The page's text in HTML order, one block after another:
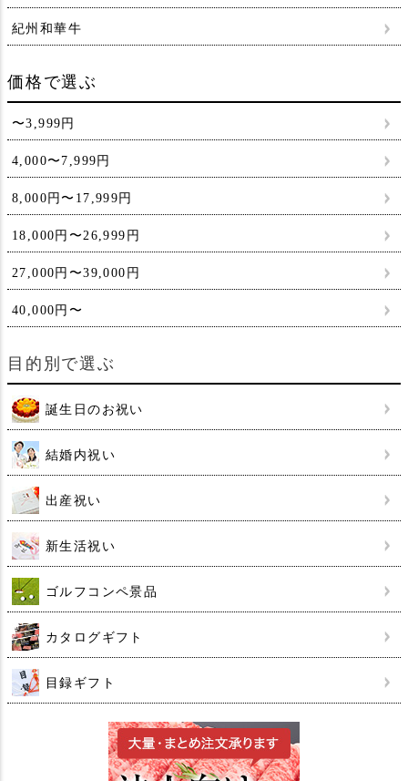
紀州和華牛
価格で選ぶ
〜3,999円
4,000〜7,999円
8,000円〜17,999円
18,000円〜26,999円
27,000円〜39,000円
40,000円〜
目的別で選ぶ
誕生日のお祝い
結婚内祝い
出産祝い
新生活祝い
ゴルフコンペ景品
カタログギフト
目録ギフト